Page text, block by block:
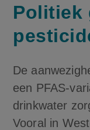
Politiek
De
een PFAS-
drinkwater
Vooral in